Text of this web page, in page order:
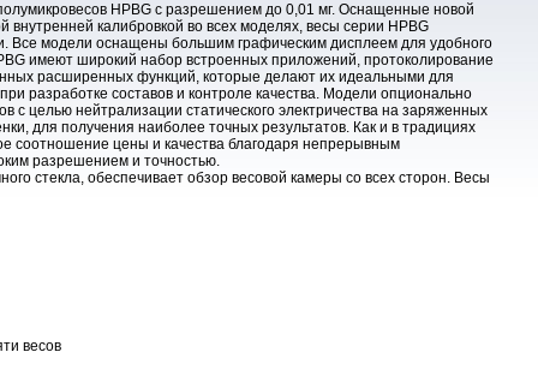
HPBG с разрешением до 0,01 мг. Оснащенные новой
внутренней калибровкой во всех моделях, весы серии HPBG
Все модели оснащены большим графическим дисплеем для удобного
имеют широкий набор встроенных приложений, протоколирование
расширенных функций, которые делают их идеальными для
разработке составов и контроле качества. Модели опционально
целью нейтрализации статического электричества на заряженных
для получения наиболее точных результатов. Как и в традициях
соотношение цены и качества благодаря непрерывным
разрешением и точностью.
стекла, обеспечивает обзор весовой камеры со всех сторон. Весы
весов